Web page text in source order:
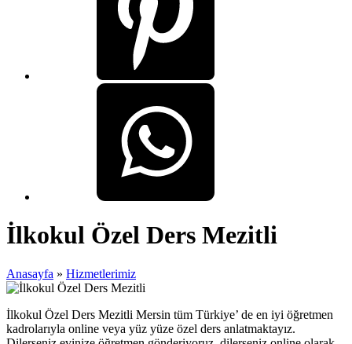
İlkokul Özel Ders Mezitli
Anasayfa » Hizmetlerimiz
İlkokul Özel Ders Mezitli Mersin tüm Türkiye’ de en iyi öğretmen
kadrolarıyla online veya yüz yüze özel ders anlatmaktayız.